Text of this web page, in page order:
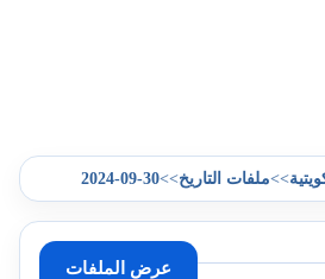
>>ملفات التاريخ>>
2024-09-30
عرض الملفات